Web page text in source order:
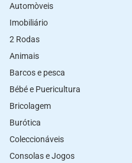
Automòveis
Imobiliário
2 Rodas
Animais
Barcos e pesca
Bébé e Puericultura
Bricolagem
Burótica
Coleccionáveis
Consolas e Jogos